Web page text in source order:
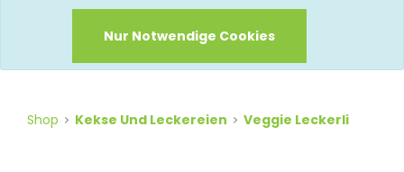
Nur Notwendige Cookies
Shop Kekse Und Leckereien Veggie Leckerli